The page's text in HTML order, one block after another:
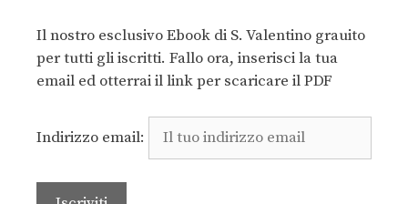
Il nostro esclusivo Ebook di S. Valentino grauito
per tutti gli iscritti. Fallo ora, inserisci la tua
email ed otterrai il link per scaricare il PDF
Indirizzo email: